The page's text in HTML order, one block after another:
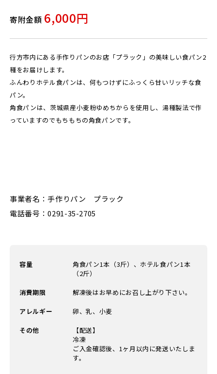
寄附金額 6,000円
行方市内にある手作りパンのお店「プラック」の美味しい食パン2
種をお届けします。
ふんわりホテル食パンは、何もつけずにふっくら甘いリッチな食
パン。
角食パンは、茨城県産小麦粉ゆめちからを使用し、湯種製法で作
っていますのでもちもちの角食パンです。
事業者名：手作りパン プラック
電話番号：0291-35-2705
容量
角食パン1本（3斤）、ホテル食パン1本
（2斤）
消費期限 解凍後はお早めにお召し上がり下さい。
アレルギー 卵、乳、小麦
その他
【配送】
冷凍
ご入金確認後、1ヶ月以内に発送いたしま
す。